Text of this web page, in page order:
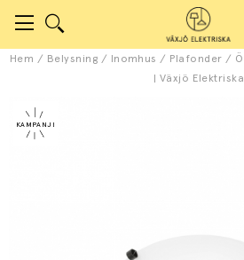
Hem / Belysning / Inomhus / Plafonder /
| Växjö Elektriska